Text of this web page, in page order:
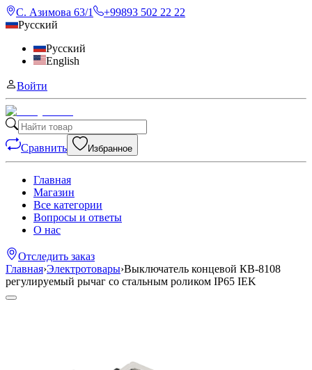
С. Азимова 63/1
+99893 502 22 22
Русский
Русский
English
Войти
Сравнить Избранное
Главная
Магазин
Все категории
Вопросы и ответы
О нас
Отследить заказ
Главная›Электротовары›Выключатель концевой КВ-8108
регулируемый рычаг со стальным роликом IP65 IEK